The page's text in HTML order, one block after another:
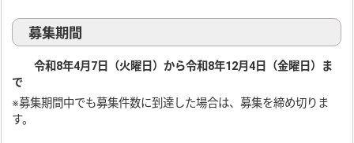
募集期間
令和8年4月7日（火曜日）から令和8年12月4日（金曜日）ま
で
※募集期間中でも募集件数に到達した場合は、募集を締め切りま
す。